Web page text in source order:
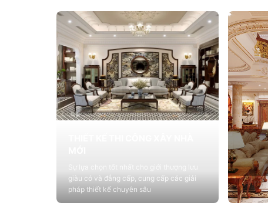
giàu có và đẳng cấp, cung cấp các giải
pháp thiết kế chuyên sâu